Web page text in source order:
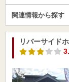
関連情報から探す
リバーサイド